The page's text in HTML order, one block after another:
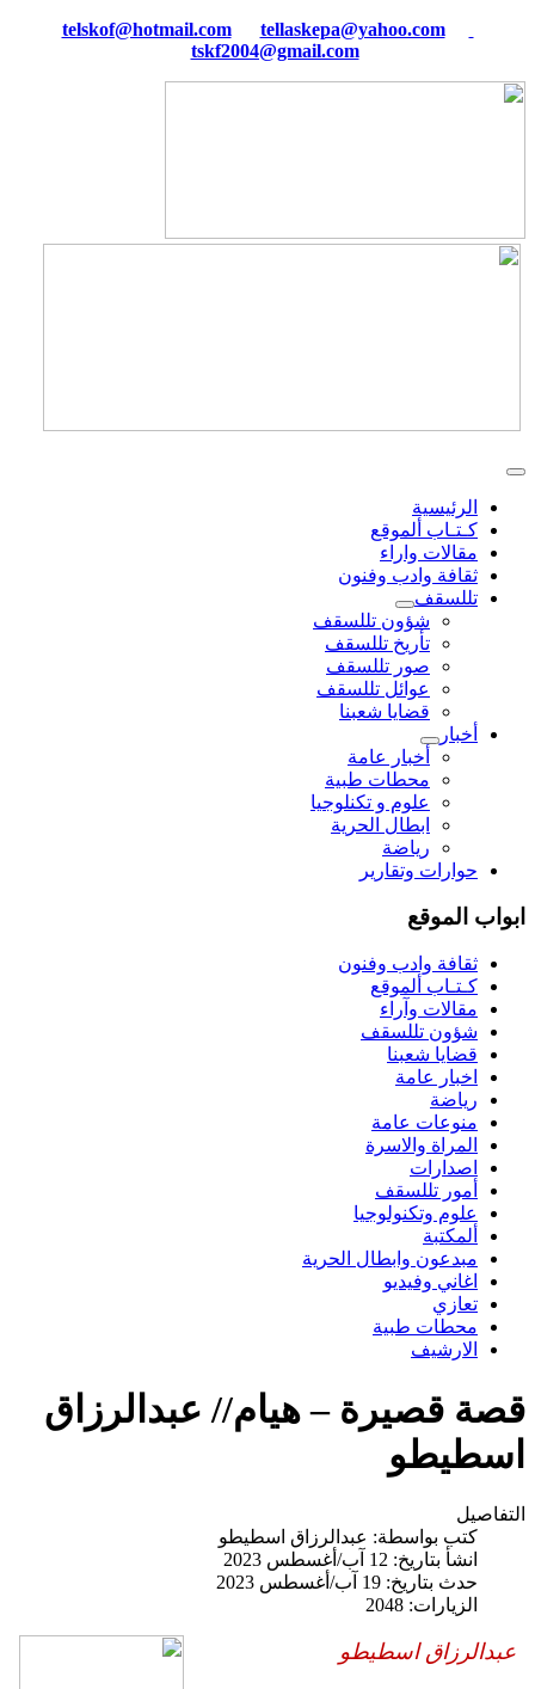
tellaskepa@yahoo.com
tskf2004@gmail.com
الرئيسية
كـتـاب ألموقع
مقالات واراء
ثقافة وادب وفنون
تللسقف
شؤون تللسقف
تأريخ تللسقف
صور تللسقف
عوائل تللسقف
قضايا شعبنا
أخبار
أخبار عامة
محطات طبية
علوم و تکنلوجیا
ابطال الحرية
رياضة
حوارات وتقارير
ابواب الموقع
ثقافة وادب وفنون
كـتـاب ألموقع
مقالات وآراء
شؤون تللسقف
قضايا شعبنا
اخبار عامة
رياضة
منوعات عامة
المراة والاسرة
اصدارات
أمور تللسقف
علوم وتكنولوجيا
ألمكتبة
مبدعون وابطال الحرية
اغاني وفيديو
تعازي
محطات طبية
الارشيف
قصة قصيرة – هيام// عبدالرزاق
اسطيطو
التفاصيل
كتب بواسطة: عبدالرزاق اسطيطو
انشأ بتاريخ: 12 آب/أغسطس 2023
حدث بتاريخ: 19 آب/أغسطس 2023
الزيارات: 2048
عبدالرزاق اسطيطو